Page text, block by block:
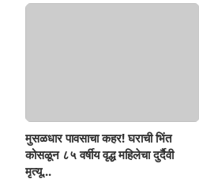
मुसळधार पावसाचा कहर! घराची भिंत
कोसळून ८५ वर्षीय वृद्ध महिलेचा दुर्दैवी
मृत्यू...